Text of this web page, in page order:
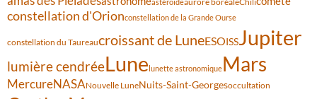
astéroïde Chili
constellation d'Orionconstellation de la Grande Ourse
constellation du Taureaucroissant de LuneESOISSJupiter
lumière cendréeLune lunette astronomiqueMars
MercureNASANouvelle LuneNuits-Saint-Georgesoccultation